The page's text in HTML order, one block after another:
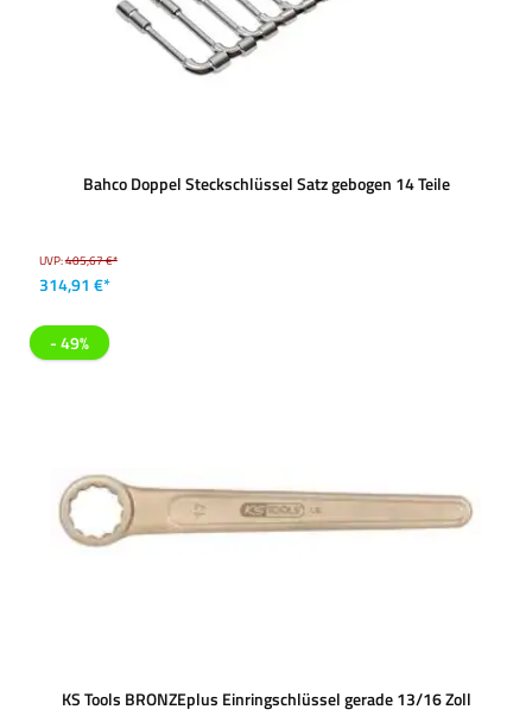
Bahco Doppel Steckschlüssel Satz gebogen 14 Teile
UVP:405,67 €*
314,91 €*
- 49%
KS Tools BRONZEplus Einringschlüssel gerade 13/16 Zoll